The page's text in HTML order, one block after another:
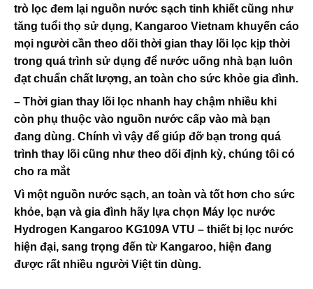
trò lọc đem lại nguồn nước sạch tinh khiết cũng như
tăng tuổi thọ sử dụng, Kangaroo Vietnam khuyến cáo
mọi người cần theo dõi thời gian thay lõi lọc kịp thời
trong quá trình sử dụng để nước uống nhà bạn luôn
đạt chuẩn chất lượng, an toàn cho sức khỏe gia đình.
– Thời gian thay lõi lọc nhanh hay chậm nhiều khi
còn phụ thuộc vào nguồn nước cấp vào mà bạn
đang dùng. Chính vì vậy để giúp đỡ bạn trong quá
trình thay lõi cũng như theo dõi định kỳ, chúng tôi có
cho ra mắt
Vì một nguồn nước sạch, an toàn và tốt hơn cho sức
khỏe, bạn và gia đình hãy lựa chọn Máy lọc nước
Hydrogen Kangaroo KG109A VTU – thiết bị lọc nước
hiện đại, sang trọng đến từ Kangaroo, hiện đang
được rất nhiều người Việt tin dùng.